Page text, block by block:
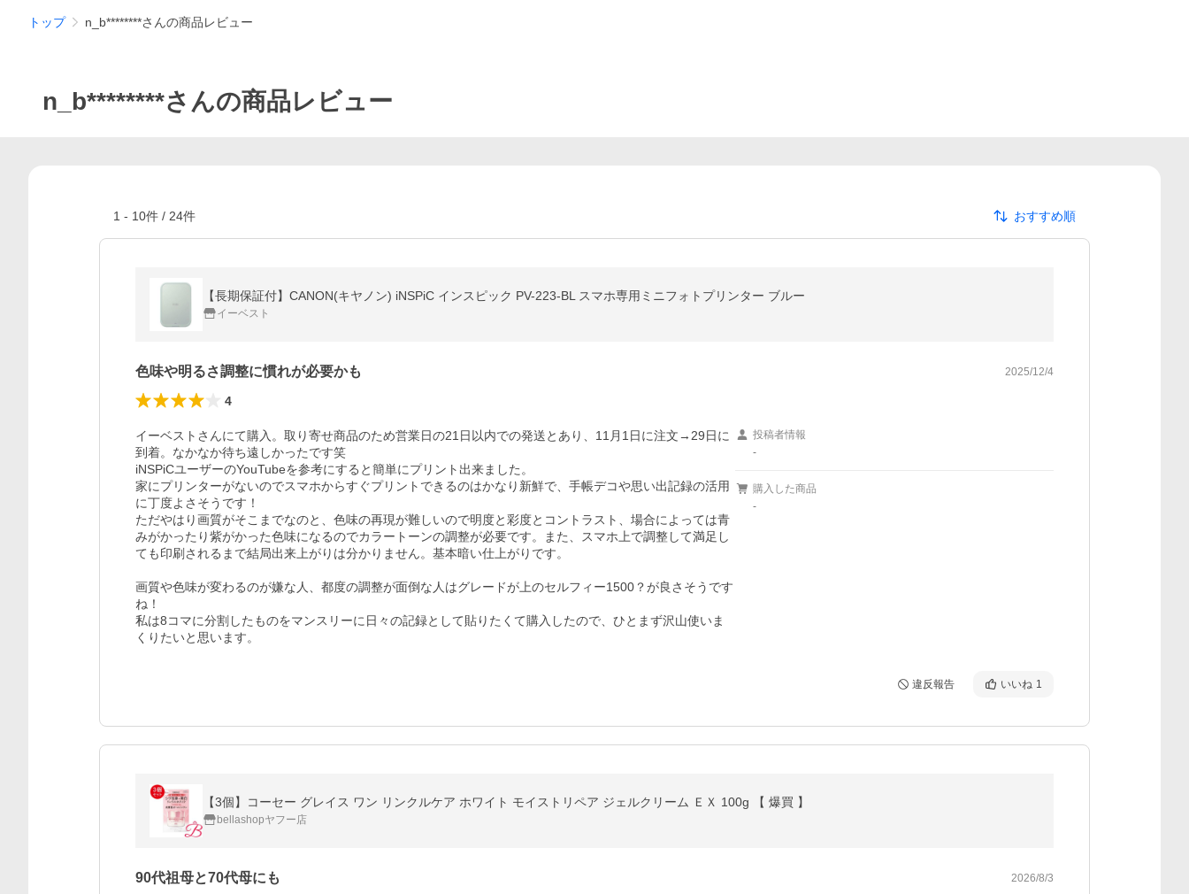
トップ n_b********さんの商品レビュー
n_b********さんの商品レビュー
1 - 10件 / 24件 おすすめ順
【長期保証付】CANON(キヤノン) iNSPiC インスピック PV-223-BL スマホ専用ミニフォトプリンター ブルー
イーベスト
色味や明るさ調整に慣れが必要かも 2025/12/4
4
イーベストさんにて購入。取り寄せ商品のため営業日の21日以内での発送とあり、11月1日に注文→29日に
到着。なかなか待ち遠しかったです笑
iNSPiCユーザーのYouTubeを参考にすると簡単にプリント出来ました。
家にプリンターがないのでスマホからすぐプリントできるのはかなり新鮮で、手帳デコや思い出記録の活用
に丁度よさそうです！
ただやはり画質がそこまでなのと、色味の再現が難しいので明度と彩度とコントラスト、場合によっては青
みがかったり紫がかった色味になるのでカラートーンの調整が必要です。また、スマホ上で調整して満足し
ても印刷されるまで結局出来上がりは分かりません。基本暗い仕上がりです。
画質や色味が変わるのが嫌な人、都度の調整が面倒な人はグレードが上のセルフィー1500？が良さそうです
ね！
私は8コマに分割したものをマンスリーに日々の記録として貼りたくて購入したので、ひとまず沢山使いま
くりたいと思います。
投稿者情報
-
購入した商品
-
違反報告 いいね 1
【3個】コーセー グレイス ワン リンクルケア ホワイト モイストリペア ジェルクリーム ＥＸ 100g 【 爆買 】
bellashopヤフー店
90代祖母と70代母にも 2026/8/3